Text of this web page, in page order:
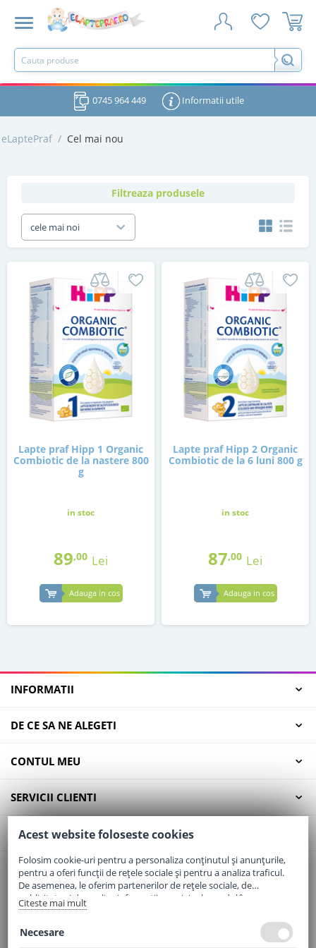
0745 964 449 Informatii utile
eLaptePraf / Cel mai nou
Filtreaza produsele
cele mai noi
Lapte praf Hipp 1 Organic
Combiotic de la nastere 800
g
in stoc
89,00 Lei
Adauga in cos
Lapte praf Hipp 2 Organic
Combiotic de la 6 luni 800 g
in stoc
87,00 Lei
Adauga in cos
INFORMATII
DE CE SA NE ALEGETI
CONTUL MEU
SERVICII CLIENTI
CONTACT
Email:office@elaptepraf.ro
Telefon:0745-964-449
Adresa:Sos. Borsului, Nr. 20, Oradea, Jud. Bihor
Acest website foloseste cookies
Folosim cookie-uri pentru a personaliza conținutul și anunțurile,
pentru a oferi funcții de rețele sociale și pentru a analiza traficul.
De asemenea, le oferim partenerilor de rețele sociale, de
publicitate și de analize informații cu privire la modul în care
folosiți site-ul nostru. Aceștia le pot combina cu alte informații
Citeste mai mult
Necesare